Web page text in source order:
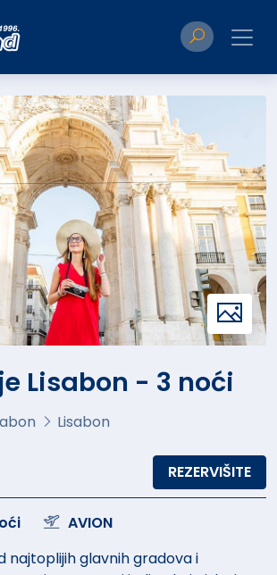
Lisabon - 3 noći
Lisabon
REZERVIŠITE
AVION
najtoplijih glavnih gradova i